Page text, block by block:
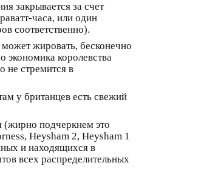
закрывается за счет
часа, или один
соответственно).
жировать, бесконечно
экономика королевства
не стремится в
у британцев есть свежий
(жирно подчеркнем это
Heysham 2, Heysham 1
и находящихся в
всех распределительных